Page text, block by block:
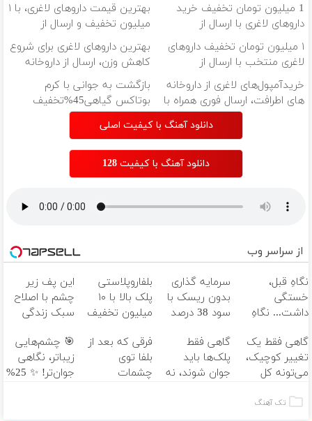
1 میلیون تومان تخفیف خرید
داروهای لاغری با ارسال از
داروخانه و پک یخ!
بهترین قیمت داروهای لاغری، با ۱
میلیون تخفیف و ارسال از
۱ میلیون تومان تخفیف داروهای
لاغری منتخب با ارسال از
داروخانه نزدیکت
بهترین داروهای لاغری برای شروع
کاهش وزن، ارسال از داروخانه
های نزدیکت!
خریدآمپول‌های لاغری از داروخانه
های اطرافت، ارسال فوری همراه با
بازگشت به جوانی با کرم
بوتاکس گیاهی45%تخفیف
دانلود آهنگ با کیفیت اصلی
دانلود آهنگ با کیفیت 128
از سراسر وب
نگاهِ قبل،
خستگی
داشت... نگاهِ
🌸 بلفا با 25%
تخفیف
سرمایه گذاری
بدون ریسک با
سود 38 درصد
بلفاروپلاستی
پلک بالا با ۱۰
میلیون تخفیف
✅
این پف زیر
چشم با اصلاح
سبک زندگی
نیست 🤫
مشاوره رایگان
بگیر
گاهی فقط یک
تغییر کوچیک،
می‌تونه کل
کنه 💚 تغییر
گاهی فقط
پلک‌ها باید
جوان شوند، نه
فرقی که بعد از
بلفا توی
چشمات
🎯 چشم‌هایی
زیباتر، نگاهی
جوان‌تر! ✨ 25%
تک آهنگ